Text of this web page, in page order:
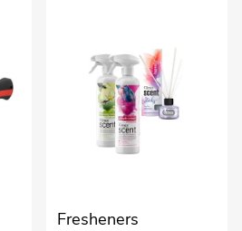
Fresheners